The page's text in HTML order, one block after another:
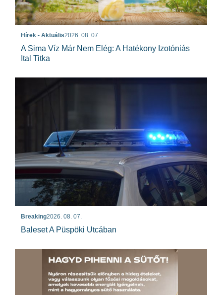
Hírek - Aktuális2026. 08. 07.
A Sima Víz Már Nem Elég: A Hatékony Izotóniás
Ital Titka
Breaking2026. 08. 07.
Baleset A Püspöki Utcában